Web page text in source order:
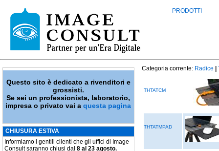
PRODOTTI
Questo sito è dedicato a rivenditori e
grossisti.
Se sei un professionista, laboratorio,
impresa o privato vai aquesta pagina
CHIUSURA ESTIVA
Informiamo i gentili clienti che gli uffici di Image
Consult saranno chiusi dal 8 al 23 agosto.
Categoria corrente: Radice
THTATCM
THTATMPAD